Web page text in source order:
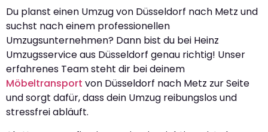
Du planst einen Umzug von Düsseldorf nach Metz und
suchst nach einem professionellen
Umzugsunternehmen? Dann bist du bei Heinz
Umzugsservice aus Düsseldorf genau richtig! Unser
erfahrenes Team steht dir bei deinem
Möbeltransport von Düsseldorf nach Metz zur Seite
und sorgt dafür, dass dein Umzug reibungslos und
stressfrei abläuft.